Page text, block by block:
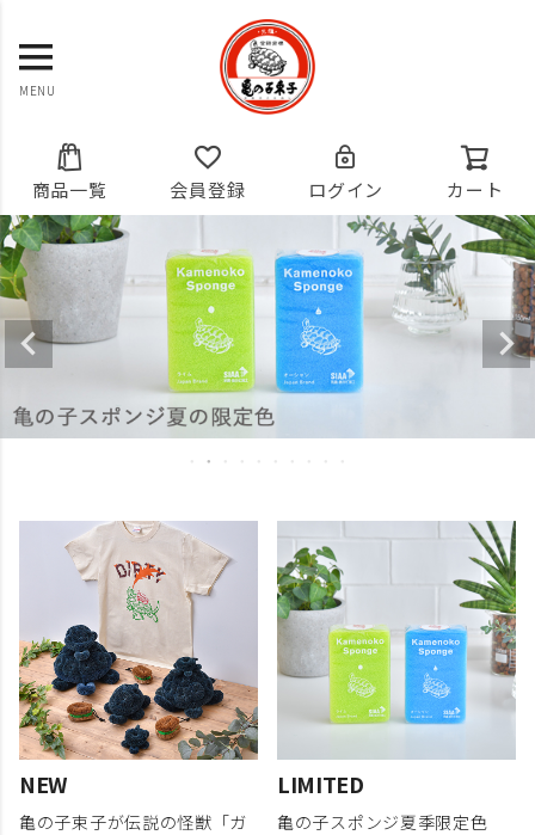
MENU
商品一覧 会員登録 ログイン カート
NEW
亀の子束子が伝説の怪獣「ガ
LIMITED
亀の子スポンジ夏季限定色